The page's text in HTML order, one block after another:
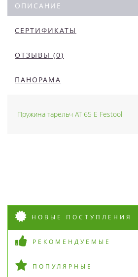
ОПИСАНИЕ
СЕРТИФИКАТЫ
ОТЗЫВЫ (0)
ПАНОРАМА
Пружина тарельч AT 65 E Festool
НОВЫЕ ПОСТУПЛЕНИЯ
РЕКОМЕНДУЕМЫЕ
ПОПУЛЯРНЫЕ